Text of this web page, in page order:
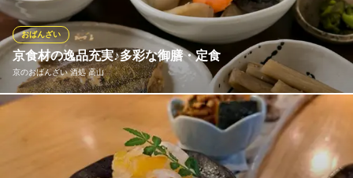
自然に進む空間を提供。現代的なアプローチで和食を身近に感
じ、心地よい人と人のつながりを感じる場所です。
創作料理 夜のとばり
居酒屋以上割烹未満
京都府京都市中京区山崎町258-28 木屋町六角白鳥ビル2F
京食材の逸品充実♪多彩な御膳・定食
京のおばんざい 酒処 高山
おばんざい
当店の魅力を気軽にご堪能いただける、人気の御膳・定食メニュ
ーは必食！旨みが染みた煮物や揚げたての唐揚げ、親子丼など、
約20種を取り揃えております。中でも、「京のおばんざい御膳」
は当店イチオシ。カレイ煮付・豚バラごぼう・筑前煮など、優し